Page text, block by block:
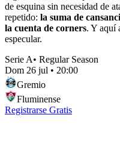
de esquina sin necesidad de
repetido: la suma de
la cuenta de corners. Y aquí
especular.
Serie A• Regular Season
Dom 26 jul • 20:00
Gremio
Fluminense
Registrarse Gratis